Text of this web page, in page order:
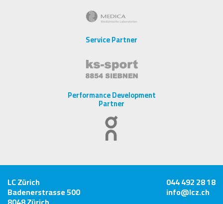
Service Partner
Performance Development
Partner
LC Zürich
Badenerstrasse 500
044 492 28 18
info@lcz.ch